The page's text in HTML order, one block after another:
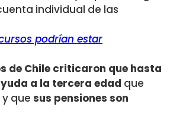
individual de las
podrían estar
de Chile criticaron que hasta
a la tercera edad que
que sus pensiones son